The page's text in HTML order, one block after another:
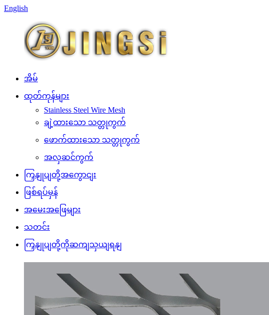
English
အိမ်
ထုတ်ကုန်များ
Stainless Steel Wire Mesh
ချဲ့ထားသော သတ္တုကွက်
ဖောက်ထားသော သတ္တုကွက်
အလှဆင်ကွက်
ကြှနျုပျတို့အကွောငျး
ဖြစ်ရပ်မှန်
အမေးအဖြေများ
သတင်း
ကြှနျုပျတို့ကိုဆကျသှယျရနျ